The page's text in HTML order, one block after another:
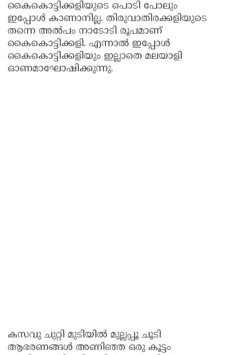
കൈകൊട്ടിക്കളിയുടെ പൊടി പോലും
ഇപ്പോള്‍ കാണാനില്ല. തിരുവാതിരക്കളിയുടെ
തന്നെ അല്‍പം നാടോടി രൂപമാണ്
കൈകൊട്ടിക്കളി. എന്നാല്‍ ഇപ്പോള്‍
കൈകൊട്ടിക്കളിയും ഇല്ലാതെ മലയാളി
ഓണമാഘോഷിക്കുന്നു.
കസവു ചുറ്റി മുടിയില്‍ മുല്ലപ്പൂ ചൂടി
ആഭരണങ്ങള്‍ അണിഞ്ഞ ഒരു കൂട്ടം